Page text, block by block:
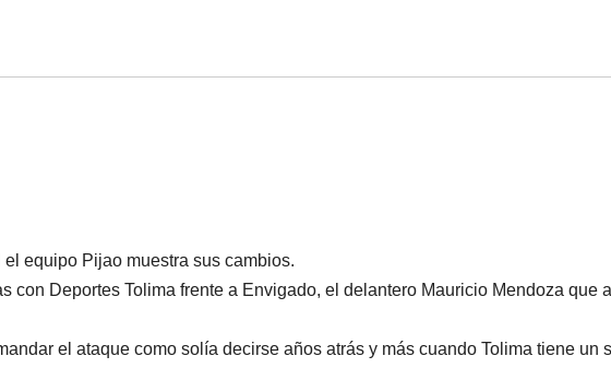
equipo Pijao muestra sus cambios.
con Deportes Tolima frente a Envigado, el delantero Mauricio Mendoza que
el ataque como solía decirse años atrás y más cuando Tolima tiene